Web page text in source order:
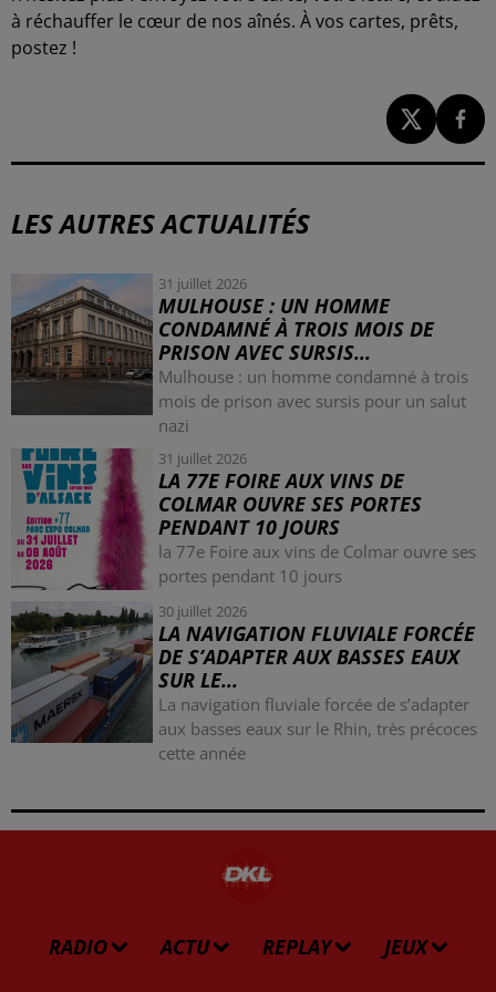
à réchauffer le cœur de nos aînés. À vos cartes, prêts,
postez !
LES AUTRES ACTUALITÉS
31 juillet 2026
MULHOUSE : UN HOMME
CONDAMNÉ À TROIS MOIS DE
PRISON AVEC SURSIS...
Mulhouse : un homme condamné à trois
mois de prison avec sursis pour un salut
nazi
31 juillet 2026
LA 77E FOIRE AUX VINS DE
COLMAR OUVRE SES PORTES
PENDANT 10 JOURS
la 77e Foire aux vins de Colmar ouvre ses
portes pendant 10 jours
30 juillet 2026
LA NAVIGATION FLUVIALE FORCÉE
DE S’ADAPTER AUX BASSES EAUX
SUR LE...
La navigation fluviale forcée de s’adapter
aux basses eaux sur le Rhin, très précoces
cette année
RADIO ACTU REPLAY
JEUX